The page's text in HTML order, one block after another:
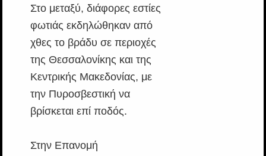
Στο μεταξύ, διάφορες εστίες
φωτιάς εκδηλώθηκαν από
χθες το βράδυ σε περιοχές
της Θεσσαλονίκης και της
Κεντρικής Μακεδονίας, με
την Πυροσβεστική να
βρίσκεται επί ποδός.
Στην Επανομή